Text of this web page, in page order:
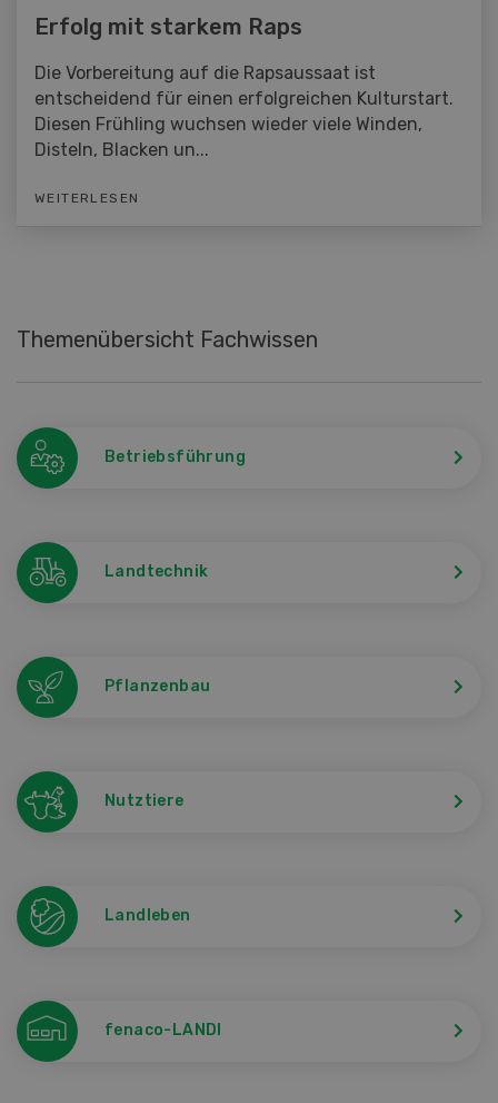
Erfolg mit starkem Raps
Die Vorbereitung auf die Rapsaussaat ist
entscheidend für einen erfolgreichen Kulturstart.
Diesen Frühling wuchsen wieder viele Winden,
Disteln, Blacken un...
WEITERLESEN
Themenübersicht Fachwissen
Betriebsführung
Landtechnik
Pflanzenbau
Nutztiere
Landleben
fenaco-LANDI